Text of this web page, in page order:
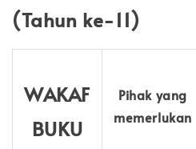
(Tahun ke-11)
WAKAF
BUKU
Pihak yang
memerlukan